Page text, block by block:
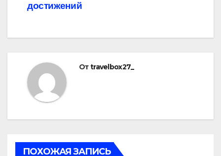
достижений
Отtravelbox27_
ПОХОЖАЯ ЗАПИСЬ